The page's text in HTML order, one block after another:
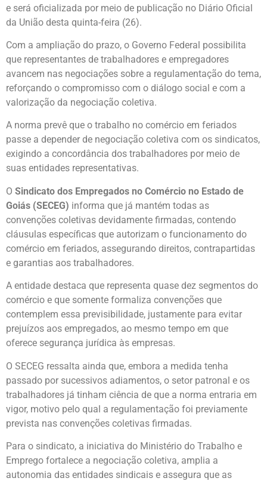
e será oficializada por meio de publicação no Diário Oficial
da União desta quinta-feira (26).
Com a ampliação do prazo, o Governo Federal possibilita
que representantes de trabalhadores e empregadores
avancem nas negociações sobre a regulamentação do tema,
reforçando o compromisso com o diálogo social e com a
valorização da negociação coletiva.
A norma prevê que o trabalho no comércio em feriados
passe a depender de negociação coletiva com os sindicatos,
exigindo a concordância dos trabalhadores por meio de
suas entidades representativas.
O Sindicato dos Empregados no Comércio no Estado de
Goiás (SECEG) informa que já mantém todas as
convenções coletivas devidamente firmadas, contendo
cláusulas específicas que autorizam o funcionamento do
comércio em feriados, assegurando direitos, contrapartidas
e garantias aos trabalhadores.
A entidade destaca que representa quase dez segmentos do
comércio e que somente formaliza convenções que
contemplem essa previsibilidade, justamente para evitar
prejuízos aos empregados, ao mesmo tempo em que
oferece segurança jurídica às empresas.
O SECEG ressalta ainda que, embora a medida tenha
passado por sucessivos adiamentos, o setor patronal e os
trabalhadores já tinham ciência de que a norma entraria em
vigor, motivo pelo qual a regulamentação foi previamente
prevista nas convenções coletivas firmadas.
Para o sindicato, a iniciativa do Ministério do Trabalho e
Emprego fortalece a negociação coletiva, amplia a
autonomia das entidades sindicais e assegura que as